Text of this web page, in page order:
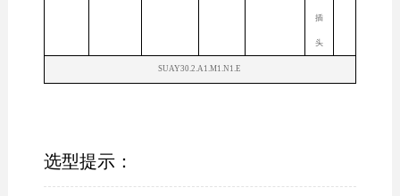
插
头
SUAY30.2.A1.M1.N1.E
选型提示：